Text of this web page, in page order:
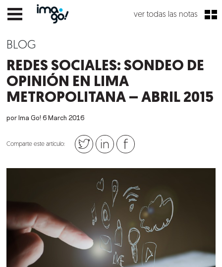
ver todas las notas
BLOG
REDES SOCIALES: SONDEO DE
OPINIÓN EN LIMA
METROPOLITANA – ABRIL 2015
por Ima Go!6 March 2016
Comparte este artículo: